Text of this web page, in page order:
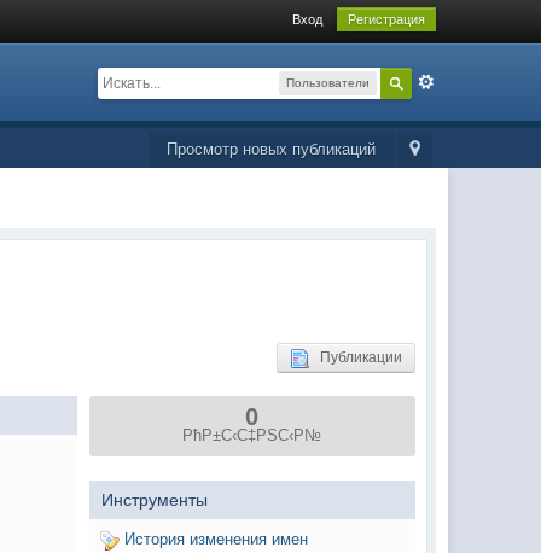
Вход Регистрация
Пользователи
Просмотр новых публикаций
Публикации
0
РћР±С‹С‡РЅС‹Р№
Инструменты
История изменения имен